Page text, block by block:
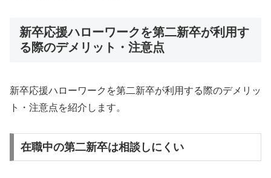
新卒応援ハローワークを第二新卒が利用す
る際のデメリット・注意点
新卒応援ハローワークを第二新卒が利用する際のデメリッ
ト・注意点を紹介します。
在職中の第二新卒は相談しにくい